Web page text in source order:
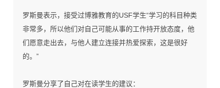
罗斯曼表示，接受过博雅教育的USF学生“学习的科目种类
非常多，所以他们对自己可能从事的工作持开放态度，他
们愿意走出去，与他人建立连接并热爱探索，这是很好
的。”
罗斯曼分享了自己对在读学生的建议：